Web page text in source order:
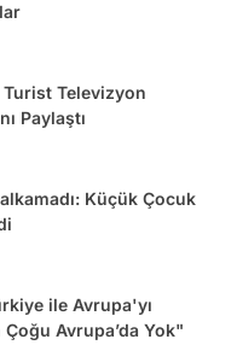
Televizyon
Paylaştı
Küçük Çocuk
ile Avrupa'yı
Çoğu Avrupa’da Yok"